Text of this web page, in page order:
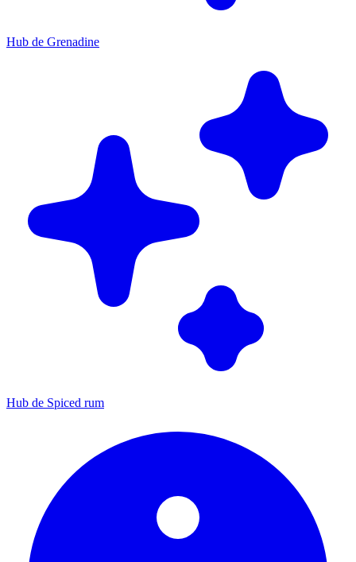
Hub de Grenadine
Hub de Spiced rum